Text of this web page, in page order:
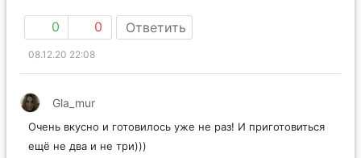
0 0 Ответить
08.12.20 22:08
Gla_mur
Очень вкусно и готовилось уже не раз! И приготовиться
ещё не два и не три)))